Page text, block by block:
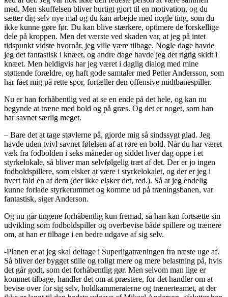
med. Men skuffelsen bliver hurtigt gjort til en motivation, og du
sætter dig selv nye mål og du kan arbejde med nogle ting, som du
ikke kunne gøre før. Du kan blive stærkere, optimere de forskellige
dele på kroppen. Men det værste ved skaden var, at jeg på intet
tidspunkt vidste hvornår, jeg ville være tilbage. Nogle dage havde
jeg det fantastisk i knæet, og andre dage havde jeg det rigtig skidt i
knæet. Men heldigvis har jeg været i daglig dialog med mine
støttende forældre, og haft gode samtaler med Petter Andersson, som
har fået mig på rette spor, fortæller den offensive midtbanespiller.
Nu er han forhåbentlig ved at se en ende på det hele, og kan nu
begynde at træne med bold og på græs. Og det er noget, som han
har savnet særlig meget.
– Bare det at tage støvlerne på, gjorde mig så sindssygt glad. Jeg
havde uden tvivl savnet følelsen af at røre en bold. Når du har været
væk fra fodbolden i seks måneder og siddet hver dag oppe i et
styrkelokale, så bliver man selvfølgelig træt af det. Der er jo ingen
fodboldspillere, som elsker at være i styrkelokalet, og der er jeg i
hvert fald en af dem (der ikke elsker det, red.). Så at jeg endelig
kunne forlade styrkerummet og komme ud på træningsbanen, var
fantastisk, siger Anderson.
Og nu går tingene forhåbentlig kun fremad, så han kan fortsætte sin
udvikling som fodboldspiller og overbevise både spillere og trænere
om, at han er tilbage i en bedre udgave af sig selv.
-Planen er at jeg skal deltage i Superligatræningen fra næste uge af.
Så bliver der bygget stille og roligt mere og mere belastning på, hvis
det går godt, som det forhåbentlig gør. Men selvom man lige er
kommet tilbage, handler det om at præstere, for det handler om at
bevise over for sig selv, holdkammeraterne og trænerteamet, at der